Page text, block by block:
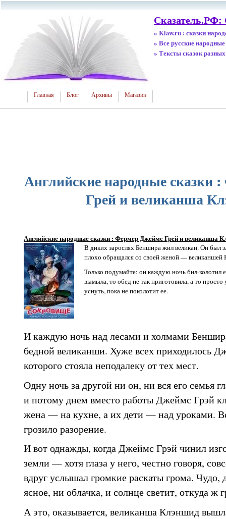
Сказатель.РФ:
» Klaw.ru : сказки
» Все русские народные
» Тексты сказок
Главная Блог Архивы Магазин
Английские народные сказки
Грей и великанша
Английские народные сказки : Фермер Джеймс Грей и великанша
В диких зарослях Беншира жил великан. Он был
плохо обращался со своей женой — великаншей
Только подумайте: он каждую ночь бил-колотил
вымыла, то обед не так приготовила, а то просто
уснуть, пока не поколотит ее.
И каждую ночь над лесами и холмами
бедной великанши. Хуже всех приходилось
которого стояла неподалеку от тех мест.
Одну ночь за другой ни он, ни вся его семья
и потому днем вместо работы Джеймс Грэй
жена — на кухне, а их дети — над уроками.
грозило разорение.
И вот однажды, когда Джеймс Грэй чинил
земли — хотя глаза у него, честно говоря,
вдруг услышал громкие раскаты грома. Чудо,
ясное, ни облачка, и солнце светит, откуда ж
А это, оказывается, великанша Клэншид